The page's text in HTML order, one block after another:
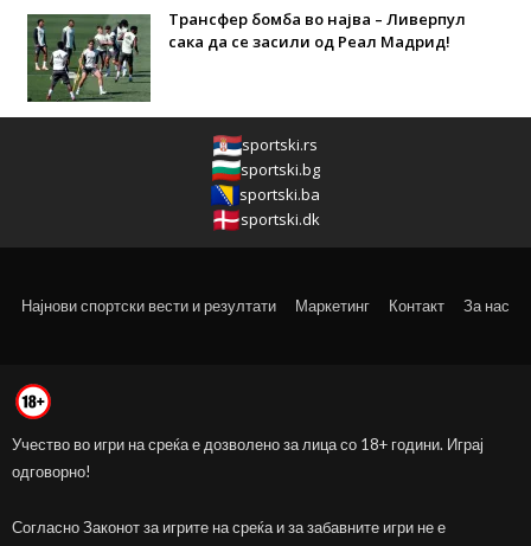
Трансфер бомба во најва – Ливерпул
сака да се засили од Реал Мадрид!
sportski.rs
sportski.bg
sportski.ba
sportski.dk
Најнови спортски вести и резултати Маркетинг Контакт За нас
Учество во игри на среќа е дозволено за лица со 18+ години. Играј
одговорно!
Согласно Законот за игрите на среќа и за забавните игри не е